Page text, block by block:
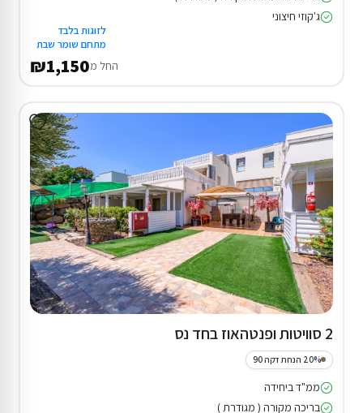
ג'קוזי חיצוני
לזוגות בלבד
מתחם שומר שבת
החל מ₪1,150
2 סוויטות ופנטהאוז בחד נס
20% הנחת דקה 90
ממ"ד ביחידה
בריכה מקורה ( מגודרת )